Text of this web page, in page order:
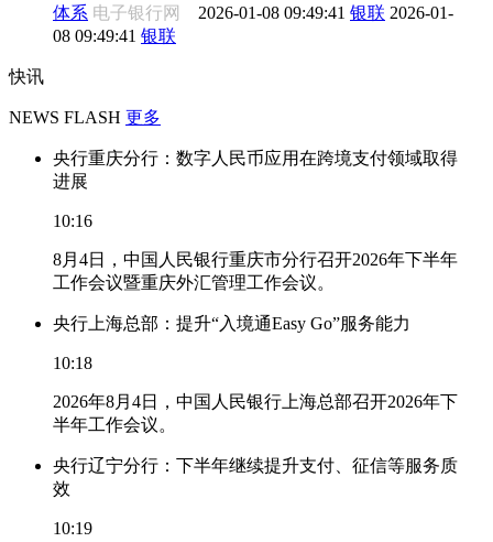
体系 电子银行网 2026-01-08 09:49:41 银联 2026-01-
08 09:49:41 银联
快讯
NEWS FLASH 更多
央行重庆分行：数字人民币应用在跨境支付领域取得
进展
10:16
8月4日，中国人民银行重庆市分行召开2026年下半年
工作会议暨重庆外汇管理工作会议。
央行上海总部：提升“入境通Easy Go”服务能力
10:18
2026年8月4日，中国人民银行上海总部召开2026年下
半年工作会议。
央行辽宁分行：下半年继续提升支付、征信等服务质
效
10:19